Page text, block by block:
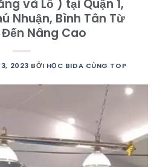
và Lỗ ) tại Quận 1,
Nhuận, Bình Tân Từ
Nâng Cao
2023 BỞI HỌC BIDA CÙNG TOP